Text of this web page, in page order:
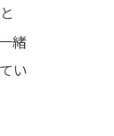
緒
い
リスト表示